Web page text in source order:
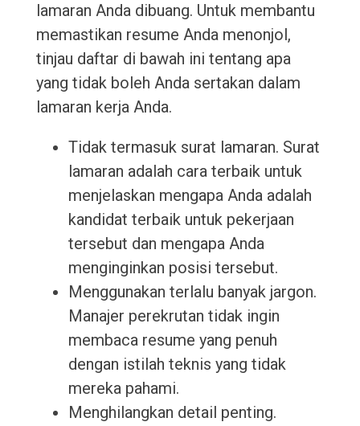
lamaran Anda dibuang. Untuk membantu
memastikan resume Anda menonjol,
tinjau daftar di bawah ini tentang apa
yang tidak boleh Anda sertakan dalam
lamaran kerja Anda.
Tidak termasuk surat lamaran. Surat
lamaran adalah cara terbaik untuk
menjelaskan mengapa Anda adalah
kandidat terbaik untuk pekerjaan
tersebut dan mengapa Anda
menginginkan posisi tersebut.
Menggunakan terlalu banyak jargon.
Manajer perekrutan tidak ingin
membaca resume yang penuh
dengan istilah teknis yang tidak
mereka pahami.
Menghilangkan detail penting.